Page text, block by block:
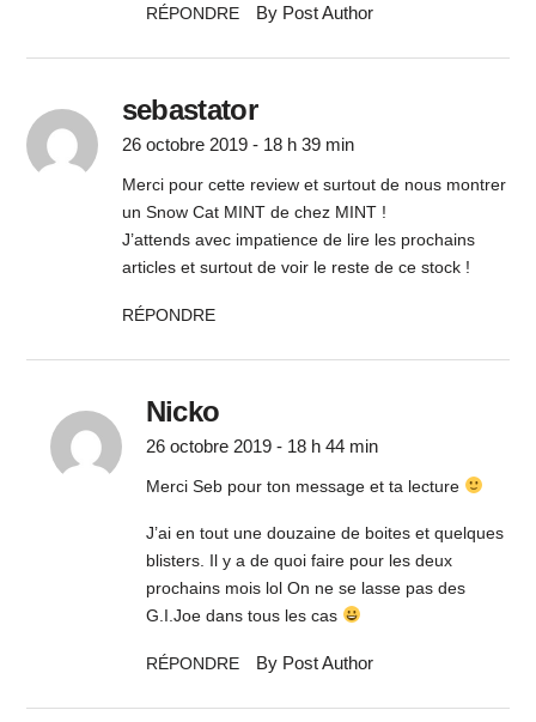
RÉPONDRE By Post Author
sebastator
26 octobre 2019 - 18 h 39 min
Merci pour cette review et surtout de nous montrer
un Snow Cat MINT de chez MINT !
J’attends avec impatience de lire les prochains
articles et surtout de voir le reste de ce stock !
RÉPONDRE
Nicko
26 octobre 2019 - 18 h 44 min
Merci Seb pour ton message et ta lecture
J’ai en tout une douzaine de boites et quelques
blisters. Il y a de quoi faire pour les deux
prochains mois lol On ne se lasse pas des
G.I.Joe dans tous les cas
RÉPONDRE By Post Author